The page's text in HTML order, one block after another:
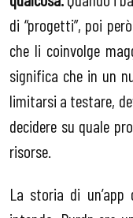
di “progetti”, poi
che li coinvolge
significa che in un
limitarsi a testare,
decidere su quale
risorse.
La storia di